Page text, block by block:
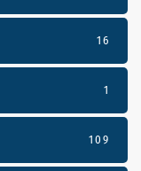
16
1
109